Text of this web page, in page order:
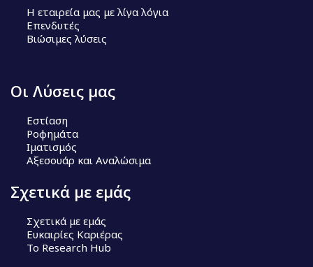
Η εταιρεία μας με λίγα λόγια
Επενδυτές
Βιώσιμες λύσεις
Οι Λύσεις μας
Εστίαση
Ροφημάτα
Ιματισμός
Αξεσουάρ και Αναλώσιμα
Σχετικά με εμάς
Σχετικά με εμάς
Ευκαιρίες Καριέρας
Το Research Hub